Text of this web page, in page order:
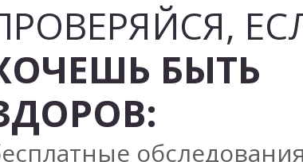
БЫТЬ
обследования